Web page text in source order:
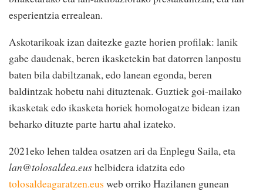
esperientzia errealean.
Askotarikoak izan daitezke gazte horien profilak: lanik
gabe daudenak, beren ikasketekin bat datorren lanpostu
baten bila dabiltzanak, edo lanean egonda, beren
baldintzak hobetu nahi dituztenak. Guztiek goi-mailako
ikasketak edo ikasketa horiek homologatze bidean izan
beharko dituzte parte hartu ahal izateko.
2021eko lehen taldea osatzen ari da Enplegu Saila, eta
lan@tolosaldea.eushelbidera idatzita edo
tolosaldeagaratzen.eus web orriko Hazilanen gunean